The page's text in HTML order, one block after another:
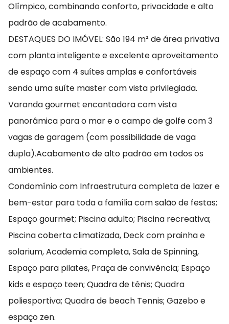
Olímpico, combinando conforto, privacidade e alto
padrão de acabamento.
DESTAQUES DO IMÓVEL: São 194 m² de área privativa
com planta inteligente e excelente aproveitamento
de espaço com 4 suítes amplas e confortáveis
sendo uma suíte master com vista privilegiada.
Varanda gourmet encantadora com vista
panorâmica para o mar e o campo de golfe com 3
vagas de garagem (com possibilidade de vaga
dupla).Acabamento de alto padrão em todos os
ambientes.
Condomínio com Infraestrutura completa de lazer e
bem-estar para toda a família com salão de festas;
Espaço gourmet; Piscina adulto; Piscina recreativa;
Piscina coberta climatizada, Deck com prainha e
solarium, Academia completa, Sala de Spinning,
Espaço para pilates, Praça de convivência; Espaço
kids e espaço teen; Quadra de tênis; Quadra
poliesportiva; Quadra de beach Tennis; Gazebo e
espaço zen.